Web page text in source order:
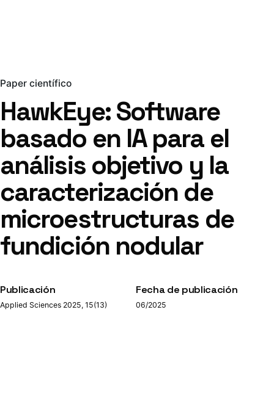
Paper científico
HawkEye: Software
basado en IA para el
análisis objetivo y la
caracterización de
microestructuras de
fundición nodular
Publicación
Applied Sciences 2025, 15(13)
Fecha de publicación
06/2025